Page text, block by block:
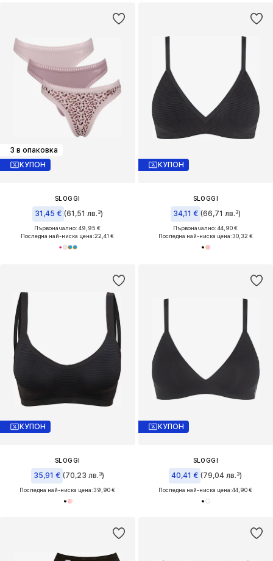
3 в опаковка
КУПОН
SLOGGI
31,45 € (61,51 лв.³)
Първоначално: 49,95 €
Последна най-ниска цена:22,41 €
КУПОН
SLOGGI
34,11 € (66,71 лв.³)
Първоначално: 44,90 €
Последна най-ниска цена:30,32 €
КУПОН
SLOGGI
35,91 € (70,23 лв.³)
Последна най-ниска цена:39,90 €
КУПОН
SLOGGI
40,41 € (79,04 лв.³)
Последна най-ниска цена:44,90 €